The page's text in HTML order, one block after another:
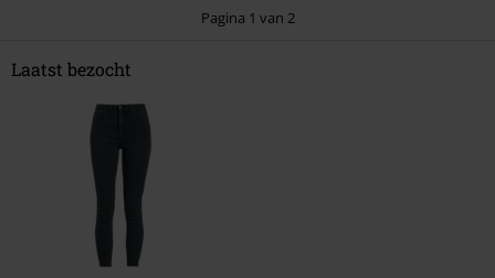
Commentaar versturen
Pagina 1 van 2
Laatst bezocht